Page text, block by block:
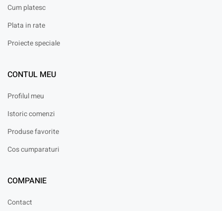
Cum platesc
Plata in rate
Proiecte speciale
CONTUL MEU
Profilul meu
Istoric comenzi
Produse favorite
Cos cumparaturi
COMPANIE
Contact